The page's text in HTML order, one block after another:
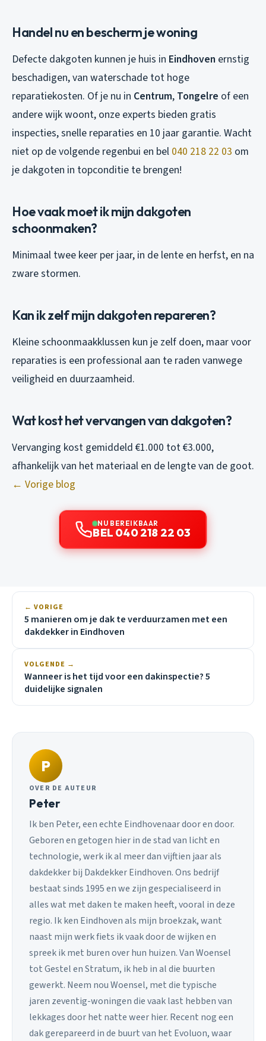
Handel nu en bescherm je woning
Defecte dakgoten kunnen je huis in Eindhoven ernstig
beschadigen, van waterschade tot hoge
reparatiekosten. Of je nu in Centrum, Tongelre of een
andere wijk woont, onze experts bieden gratis
inspecties, snelle reparaties en 10 jaar garantie. Wacht
niet op de volgende regenbui en bel 040 218 22 03 om
je dakgoten in topconditie te brengen!
Hoe vaak moet ik mijn dakgoten
schoonmaken?
Minimaal twee keer per jaar, in de lente en herfst, en na
zware stormen.
Kan ik zelf mijn dakgoten repareren?
Kleine schoonmaakklussen kun je zelf doen, maar voor
reparaties is een professional aan te raden vanwege
veiligheid en duurzaamheid.
Wat kost het vervangen van dakgoten?
Vervanging kost gemiddeld €1.000 tot €3.000,
afhankelijk van het materiaal en de lengte van de goot.
← Vorige blog
NU BEREIKBAAR
BEL 040 218 22 03
← VORIGE
5 manieren om je dak te verduurzamen met een
dakdekker in Eindhoven
VOLGENDE →
Wanneer is het tijd voor een dakinspectie? 5
duidelijke signalen
P
OVER DE AUTEUR
Peter
Ik ben Peter, een echte Eindhovenaar door en door.
Geboren en getogen hier in de stad van licht en
technologie, werk ik al meer dan vijftien jaar als
dakdekker bij Dakdekker Eindhoven. Ons bedrijf
bestaat sinds 1995 en we zijn gespecialiseerd in
alles wat met daken te maken heeft, vooral in deze
regio. Ik ken Eindhoven als mijn broekzak, want
naast mijn werk fiets ik vaak door de wijken en
spreek ik met buren over hun huizen. Van Woensel
tot Gestel en Stratum, ik heb in al die buurten
gewerkt. Neem nou Woensel, met die typische
jaren zeventig-woningen die vaak last hebben van
lekkages door het natte weer hier. Recent nog een
dak gerepareerd in de buurt van het Evoluon, waar